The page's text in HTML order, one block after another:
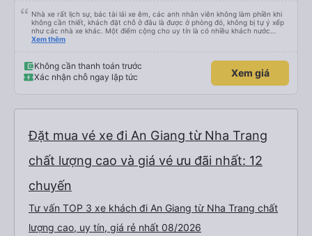
Nhà xe rất lịch sự, bác tài lái xe êm, các anh nhân viên không làm phiền khi
không cần thiết, khách đặt chỗ ở đâu là được ở phòng đó, không bị tự ý xếp
như các nhà xe khác. Một điểm cộng cho uy tín là có nhiều khách nước
Xem thêm
Không cần thanh toán trước
Xác nhận chỗ ngay lập tức
Xem giá
Đặt mua vé xe đi An Giang từ Nha Trang
chất lượng cao và giá vé ưu đãi nhất: 12
chuyến
Tư vấn TOP 3 xe khách đi An Giang từ Nha Trang chất
lượng cao, uy tín, giá rẻ nhất 08/2026